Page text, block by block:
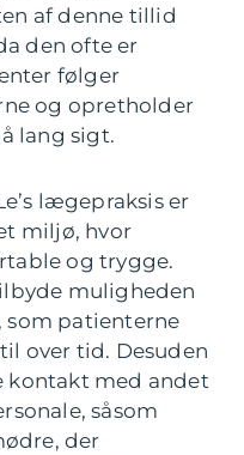
af denne tillid
den ofte er
følger
og opretholder
lang sigt.
lægepraksis er
miljø, hvor
og trygge.
muligheden
patienterne
over tid. Desuden
kontakt med andet
såsom
der